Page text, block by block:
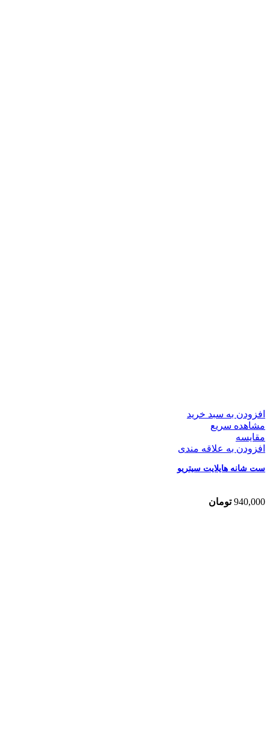
افزودن به سبد خرید
مشاهده سریع
مقایسه
افزودن به علاقه مندی
ست شانه هایلایت سیتریو
940,000 تومان